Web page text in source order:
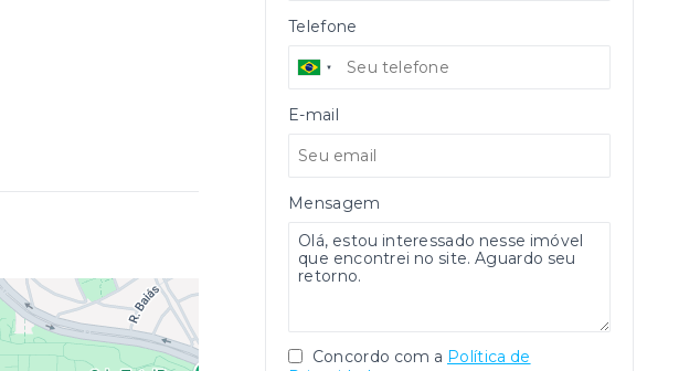
Telefone
E-mail
Mensagem
Concordo com a Política de